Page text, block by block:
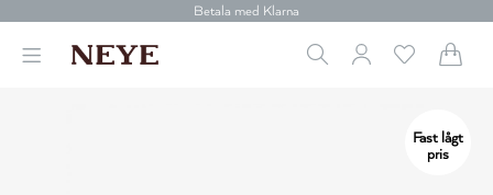
Betala med Klarna
Gratis frakt över 699 kr.
Fast lågt
pris